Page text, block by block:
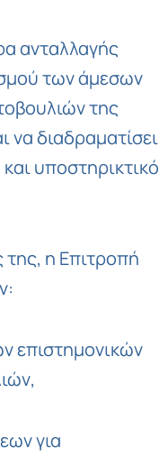
ανταλλαγής
των άμεσων
της
να διαδραματίσει
υποστηρικτικό
της, η Επιτροπή
επιστημονικών
για